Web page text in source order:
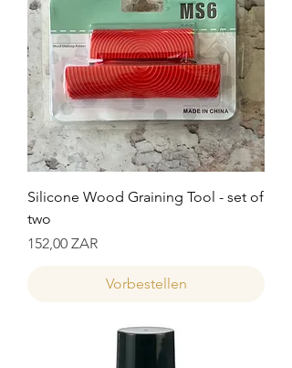
Silicone Wood Graining Tool - set of
two
Preis
152,00 ZAR
Vorbestellen